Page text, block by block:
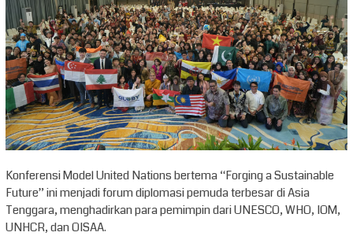
Konferensi Model United Nations bertema “Forging a Sustainable
Future” ini menjadi forum diplomasi pemuda terbesar di Asia
Tenggara, menghadirkan para pemimpin dari UNESCO, WHO, IOM,
UNHCR, dan OISAA.